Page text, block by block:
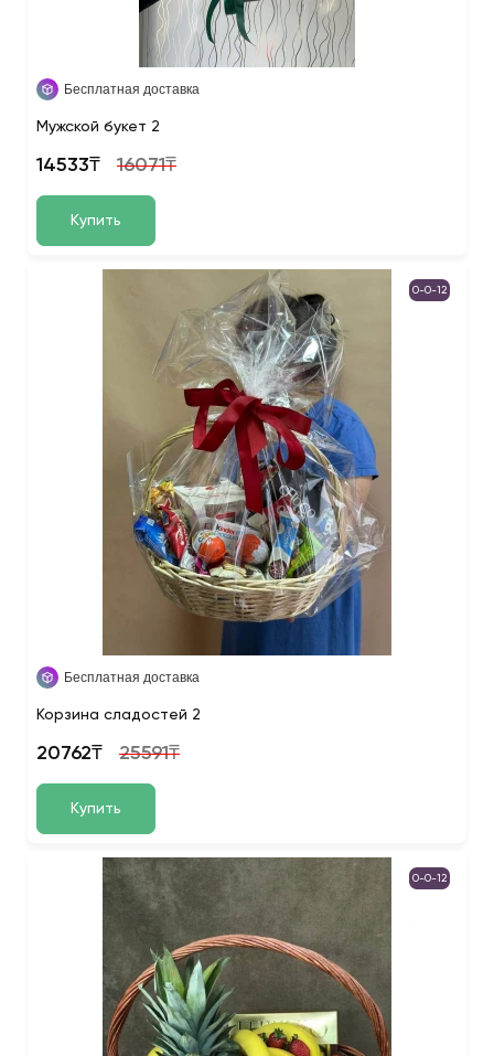
Бесплатная доставка
Мужской букет 2
14533₸ 16071₸
Купить
0-0-12
Бесплатная доставка
Корзина сладостей 2
20762₸ 25591₸
Купить
0-0-12